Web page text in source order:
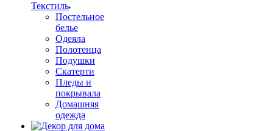
Текстиль
Постельное
белье
Одеяла
Полотенца
Подушки
Скатерти
Пледы и
покрывала
Домашняя
одежда